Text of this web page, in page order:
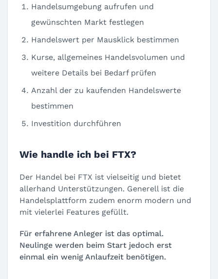
Handelsumgebung aufrufen und
gewünschten Markt festlegen
Handelswert per Mausklick bestimmen
Kurse, allgemeines Handelsvolumen und
weitere Details bei Bedarf prüfen
Anzahl der zu kaufenden Handelswerte
bestimmen
Investition durchführen
Wie handle ich bei FTX?
Der Handel bei FTX ist vielseitig und bietet
allerhand Unterstützungen. Generell ist die
Handelsplattform zudem enorm modern und
mit vielerlei Features gefüllt.
Für erfahrene Anleger ist das optimal.
Neulinge werden beim Start jedoch erst
einmal ein wenig Anlaufzeit benötigen.